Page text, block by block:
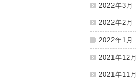
2022年3月
2022年2月
2022年1月
2021年12月
2021年11月